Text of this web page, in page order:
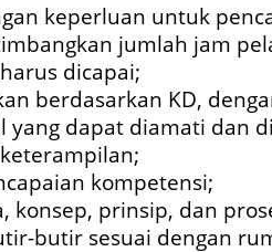
keperluan untuk
jumlah jam
dicapai;
berdasarkan KD,
yang dapat diamati dan
kompetensi;
prinsip, dan
butir sesuai dengan